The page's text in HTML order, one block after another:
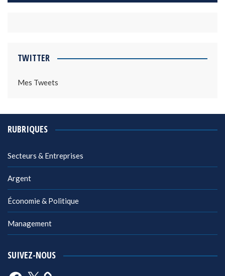
TWITTER
Mes Tweets
RUBRIQUES
Secteurs & Entreprises
Argent
Économie & Politique
Management
SUIVEZ-NOUS
Facebook
X